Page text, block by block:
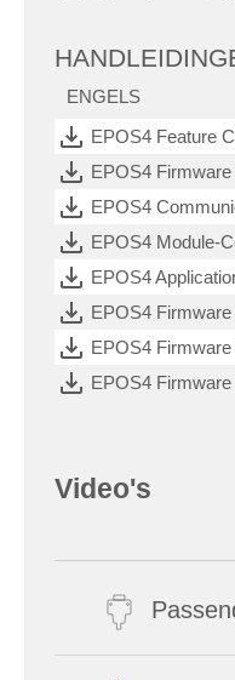
ENGELS
EPOS4 Feature
EPOS4
EPOS4
EPOS4 Module-
EPOS4
EPOS4
EPOS4
EPOS4
Video's